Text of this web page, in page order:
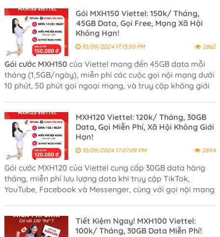
Gói MXH150 Viettel: 150k/ Tháng,
45GB Data, Gọi Free, Mạng Xã Hội
Không Hạn!
10/09/2024 17:13:50 PM 2862
Gói cước MXH150 của Viettel mang đến 45GB data mỗi
tháng (1,5GB/ngày), miễn phí các cuộc gọi nội mạng dưới
10 phút, 50 phút gọi ngoại mạng, và truy cập không giới
MXH120 Viettel: 120k/ Tháng, 30GB
Data, Gọi Miễn Phí, Xã Hội Không Giới
Hạn!
10/09/2024 17:07:09 PM 2894
Gói cước MXH120 của Viettel cung cấp 30GB data hàng
tháng, miễn phí lưu lượng data khi truy cập TikTok,
YouTube, Facebook và Messenger, cùng với gọi nội mạng
Tiết Kiệm Ngay! MXH100 Viettel:
100k/ Tháng, 30GB Data Miễn Phí!